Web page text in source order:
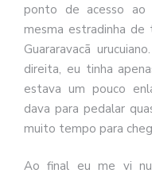
ponto de acesso ao
mesma estradinha
Guararavacã
direita, eu tinha
estava um pouco
dava para pedalar
muito tempo para
Ao final eu me vi